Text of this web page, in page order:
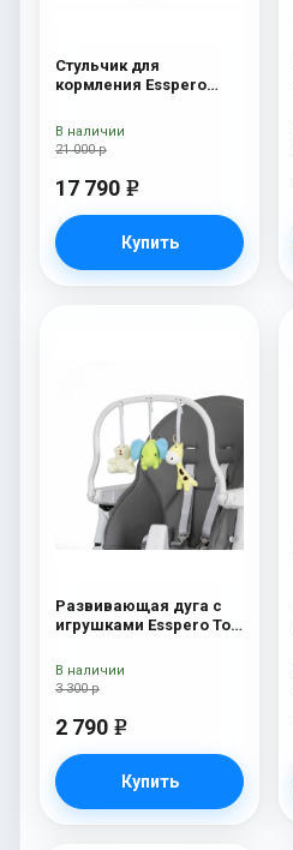
Стульчик для
кормления Esspero
21 000 р
17 790 e
Купить
В наличии
Развивающая дуга с
игрушками Esspero Toy
3 300 р
2 790 e
Купить
В наличии